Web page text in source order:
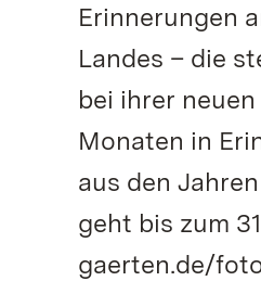
Erinnerungen
Landes – die
bei ihrer
Monaten in
aus den
geht bis zum
gaerten.de/